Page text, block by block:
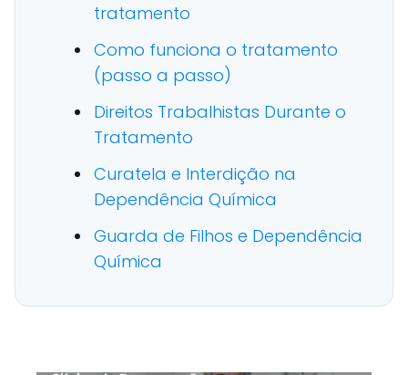
tratamento
Como funciona o tratamento
(passo a passo)
Direitos Trabalhistas Durante o
Tratamento
Curatela e Interdição na
Dependência Química
Guarda de Filhos e Dependência
Química